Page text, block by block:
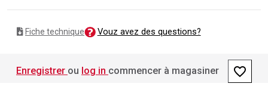
Fiche technique Vouz avez des questions?
Enregistrer ou log in commencer à magasiner favorite_border